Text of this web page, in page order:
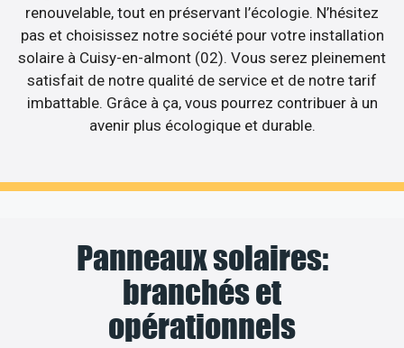
renouvelable, tout en préservant l’écologie. N’hésitez
pas et choisissez notre société pour votre installation
solaire à Cuisy-en-almont (02). Vous serez pleinement
satisfait de notre qualité de service et de notre tarif
imbattable. Grâce à ça, vous pourrez contribuer à un
avenir plus écologique et durable.
Panneaux solaires:
branchés et
opérationnels